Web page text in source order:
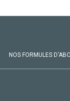
NOS FORMULES